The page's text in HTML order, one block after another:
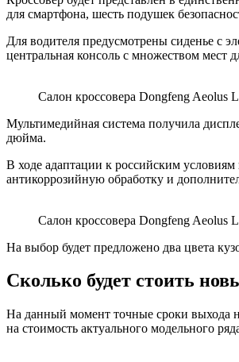
для смартфона, шесть подушек
Для водителя предусмотрены сиденье с
центральная консоль с множеством мест
Салон кроссовера Dongfeng Aeolus
Мультимедийная система получила
дюйма.
В ходе адаптации к российским
антикоррозийную обработку и
Салон кроссовера Dongfeng Aeolus
На выбор будет предложено два цвета
Сколько будет стоить
На данный момент точные сроки выхода
на стоимость актуального модельного